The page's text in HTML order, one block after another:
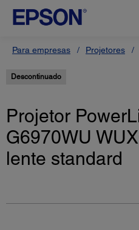
Para empresas Projetores
Descontinuado
Projetor
G6970WU
lente standard